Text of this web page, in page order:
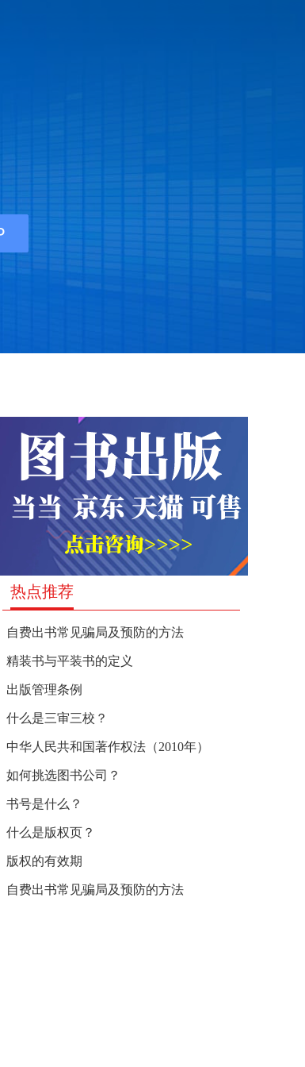
热点推荐
自费出书常见骗局及预防的方法
精装书与平装书的定义
出版管理条例
什么是三审三校？
中华人民共和国著作权法（2010年）
如何挑选图书公司？
书号是什么？
什么是版权页？
版权的有效期
自费出书常见骗局及预防的方法